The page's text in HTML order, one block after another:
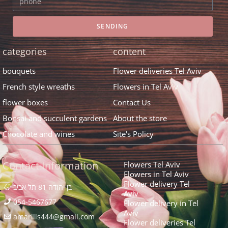
SENDING
categories
bouquets
French style wreaths
flower boxes
Bonsai and succulent gardens
Chocolate and wines
content
Flower deliveries Tel Aviv
Flowers in Tel Aviv
Contact Us
About the store
Site's Policy
Contact Information
בן יהודה 81 תל אביב
054-5467677
amarilis444@gmail.com​
Flowers Tel Aviv
Flowers in Tel Aviv
Flower delivery Tel
Aviv
Flower delivery in Tel
Aviv
Flower deliveries Tel